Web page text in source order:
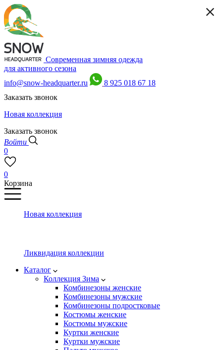
Современная зимняя одежда
для активного сезона
info@snow-headquarter.ru
8 925 018 67 18
Заказать звонок
Новая коллекция
Заказать звонок
Войти
0
0
Корзина
Новая коллекция
Ликвидация коллекции
Каталог
Коллекция Зима
Комбинезоны женские
Комбинезоны мужские
Комбинезоны подростковые
Костюмы женские
Костюмы мужские
Куртки женские
Куртки мужские